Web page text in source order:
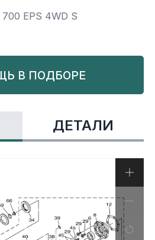
фильтры
гусеницы, коньки
EPS 4WD S
В ПОДБОРЕ
ДЕТАЛИ